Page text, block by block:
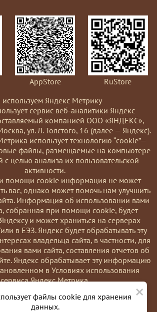
×
файлы cookie для хранения
данных.
AppStore
RuStore
Яндекс Метрику
сервис веб-аналитики Яндекс
компанией ООО «ЯНДЕКС»,
ул. Л. Толстого, 16 (далее — Яндекс).
использует технологию “cookie”—
файлы, размещаемые на компьютере
с целью анализа их пользовательской
активности.
помощи cookie информация не может
вас, однако может помочь нам улучшить
Информация об использовании вами
собранная при помощи cookie, будет
и может храниться на серверах
в ЕЭЗ. Яндекс будет обрабатывать эту
владельца сайта, в частности, для
вами сайта, составления отчетов об
Яндекс обрабатывает эту информацию
в Условиях использования
сервиса Яндекс Метрика.
от использования cookies, выбрав
настройки в браузере. Также вы можете
использовать инструмент —